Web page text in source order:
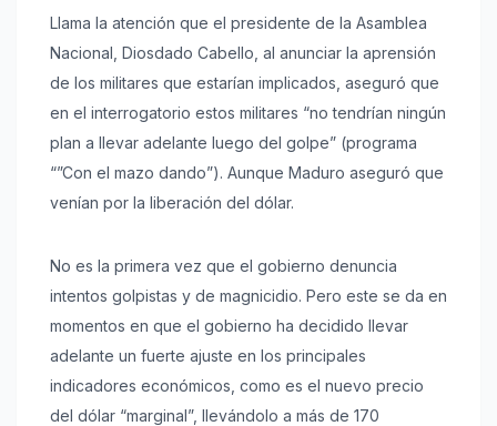
Llama la atención que el presidente de la Asamblea
Nacional, Diosdado Cabello, al anunciar la aprensión
de los militares que estarían implicados, aseguró que
en el interrogatorio estos militares “no tendrían ningún
plan a llevar adelante luego del golpe” (programa
“”Con el mazo dando”). Aunque Maduro aseguró que
venían por la liberación del dólar.
No es la primera vez que el gobierno denuncia
intentos golpistas y de magnicidio. Pero este se da en
momentos en que el gobierno ha decidido llevar
adelante un fuerte ajuste en los principales
indicadores económicos, como es el nuevo precio
del dólar “marginal”, llevándolo a más de 170